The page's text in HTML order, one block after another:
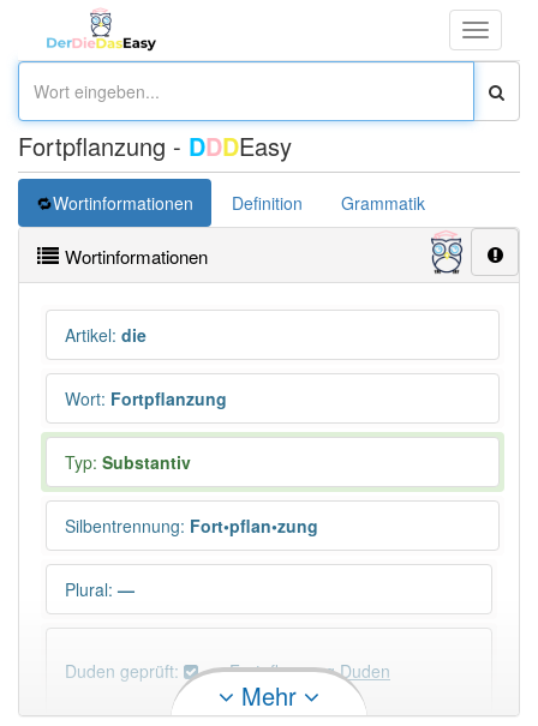
Toggle
Fortpflanzung - DDDEasy
Wortinformationen Definition Grammatik
Wortinformationen
Artikel: die
Wort: Fortpflanzung
Typ: Substantiv
Silbentrennung: Fort•pflan•zung
Plural: —
Duden geprüft: Fortpflanzung Duden
Mehr